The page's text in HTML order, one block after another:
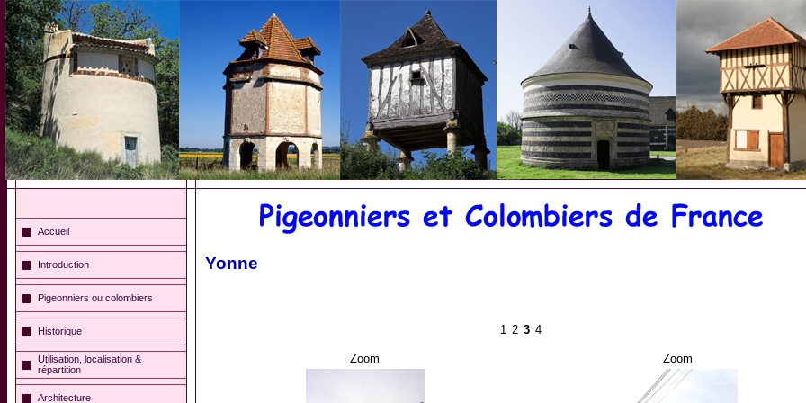
Accueil
Introduction
Pigeonniers ou colombiers
Historique
Utilisation, localisation &
répartition
Architecture
1 2 3 4
Zoom Zoom
Yonne